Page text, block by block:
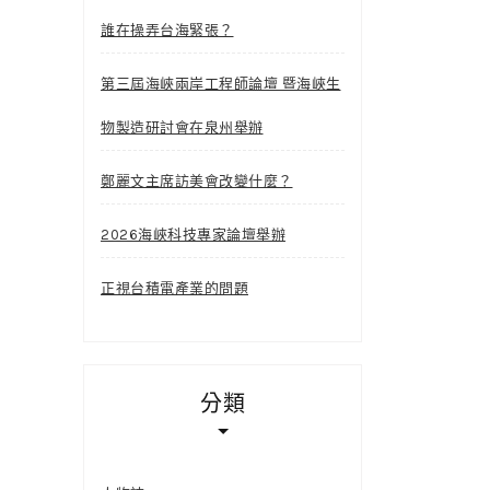
誰在操弄台海緊張？
第三屆海峽兩岸工程師論壇 暨海峽生
物製造研討會在泉州舉辦
鄭麗文主席訪美會改變什麼？
2026海峽科技專家論壇舉辦
正視台積電產業的問題
分類